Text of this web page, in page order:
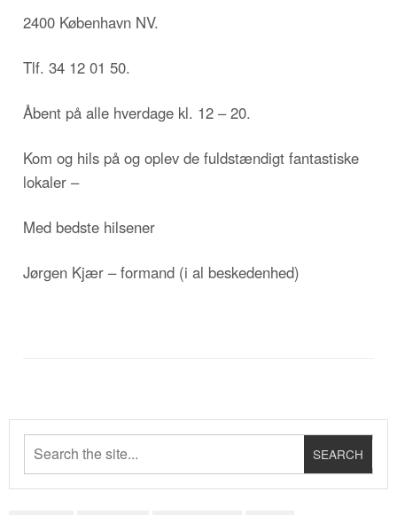
2400 København NV.
Tlf. 34 12 01 50.
Åbent på alle hverdage kl. 12 – 20.
Kom og hils på og oplev de fuldstændigt fantastiske
lokaler –
Med bedste hilsener
Jørgen Kjær – formand (i al beskedenhed)